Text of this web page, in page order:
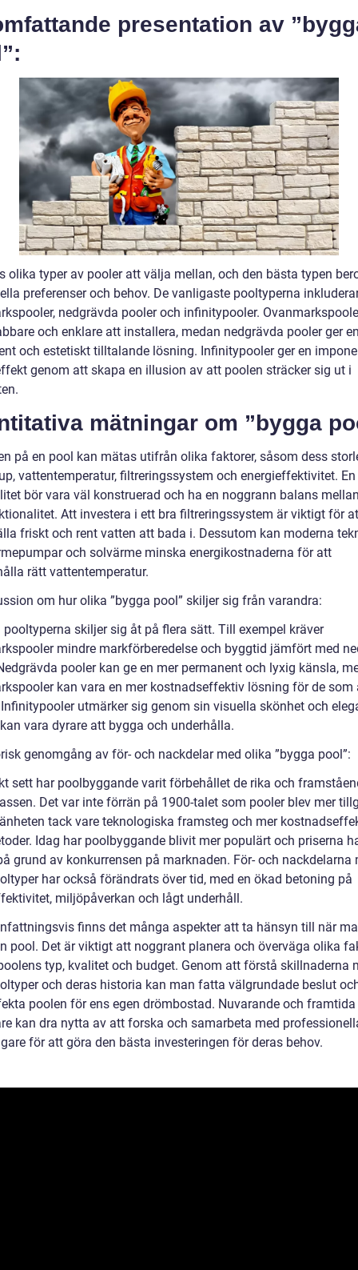
presentation av
olika typer av pooler att välja mellan, och den bästa typen
preferenser och behov. De vanligaste pooltyperna
nedgrävda pooler och infinitypooler.
och enklare att installera, medan nedgrävda pooler ger
och estetiskt tilltalande lösning. Infinitypooler ger en
genom att skapa en illusion av att poolen sträcker sig ut i
mätningar om ”bygga
på en pool kan mätas utifrån olika faktorer, såsom dess
vattentemperatur, filtreringssystem och energieffektivitet.
bör vara väl konstruerad och ha en noggrann balans
Att investera i ett bra filtreringssystem är viktigt för
friskt och rent vatten att bada i. Dessutom kan moderna
och solvärme minska energikostnaderna för att
rätt vattentemperatur.
om hur olika ”bygga pool” skiljer sig från varandra:
pooltyperna skiljer sig åt på flera sätt. Till exempel kräver
mindre markförberedelse och byggtid jämfört med
pooler kan ge en mer permanent och lyxig känsla,
kan vara en mer kostnadseffektiv lösning för de som
utmärker sig genom sin visuella skönhet och
vara dyrare att bygga och underhålla.
genomgång av för- och nackdelar med olika ”bygga pool”:
sett har poolbyggande varit förbehållet de rika och
Det var inte förrän på 1900-talet som pooler blev mer
tack vare teknologiska framsteg och mer
Idag har poolbyggande blivit mer populärt och priserna
grund av konkurrensen på marknaden. För- och nackdelarna
har också förändrats över tid, med en ökad betoning på
miljöpåverkan och lågt underhåll.
finns det många aspekter att ta hänsyn till när
pool. Det är viktigt att noggrant planera och överväga olika
typ, kvalitet och budget. Genom att förstå skillnaderna
och deras historia kan man fatta välgrundade beslut
poolen för ens egen drömbostad. Nuvarande och framtida
kan dra nytta av att forska och samarbeta med
för att göra den bästa investeringen för deras behov.